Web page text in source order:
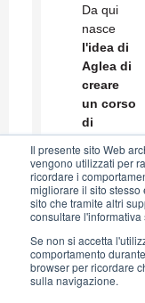
Il presente sito Web
vengono utilizzati per
ricordare i
migliorare il sito stesso
sito che tramite altri
consultare l'informativa
Se non si accetta
comportamento
browser per ricordare
sulla navigazione.
Da qui
nasce
l'idea di
Aglea di
creare
un corso
di
in
modalità
e-
learning
sulle
tematiche
del